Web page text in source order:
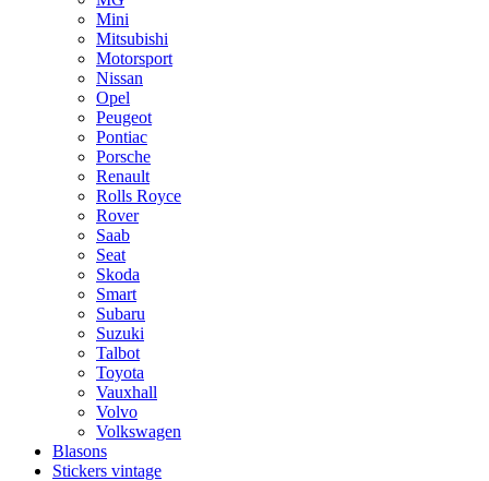
Mini
Mitsubishi
Motorsport
Nissan
Opel
Peugeot
Pontiac
Porsche
Renault
Rolls Royce
Rover
Saab
Seat
Skoda
Smart
Subaru
Suzuki
Talbot
Toyota
Vauxhall
Volvo
Volkswagen
Blasons
Stickers vintage